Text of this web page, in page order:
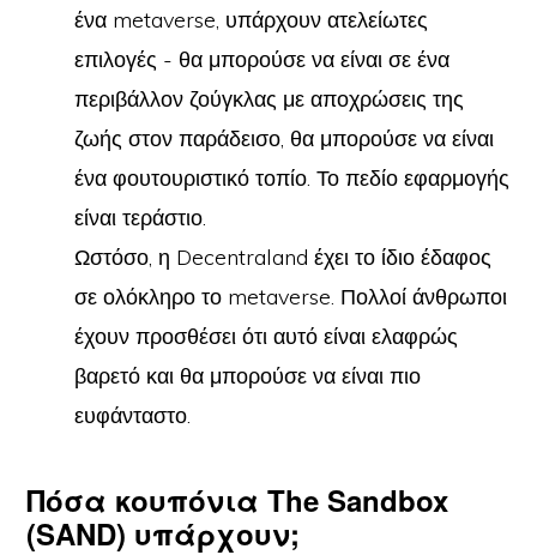
ένα metaverse, υπάρχουν ατελείωτες
επιλογές - θα μπορούσε να είναι σε ένα
περιβάλλον ζούγκλας με αποχρώσεις της
ζωής στον παράδεισο, θα μπορούσε να είναι
ένα φουτουριστικό τοπίο. Το πεδίο εφαρμογής
είναι τεράστιο.
Ωστόσο, η Decentraland έχει το ίδιο έδαφος
σε ολόκληρο το metaverse. Πολλοί άνθρωποι
έχουν προσθέσει ότι αυτό είναι ελαφρώς
βαρετό και θα μπορούσε να είναι πιο
ευφάνταστο.
Πόσα κουπόνια The Sandbox
(SAND) υπάρχουν;